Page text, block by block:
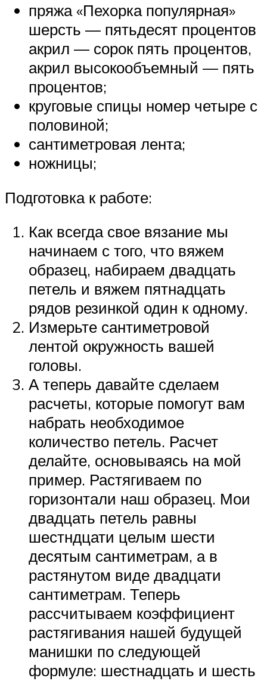
пряжа «Пехорка популярная»
шерсть — пятьдесят процентов
акрил — сорок пять процентов,
акрил высокообъемный — пять
процентов;
круговые спицы номер четыре с
половиной;
сантиметровая лента;
ножницы;
Подготовка к работе:
Как всегда свое вязание мы
начинаем с того, что вяжем
образец, набираем двадцать
петель и вяжем пятнадцать
рядов резинкой один к одному.
Измерьте сантиметровой
лентой окружность вашей
головы.
А теперь давайте сделаем
расчеты, которые помогут вам
набрать необходимое
количество петель. Расчет
делайте, основываясь на мой
пример. Растягиваем по
горизонтали наш образец. Мои
двадцать петель равны
шестндцати целым шести
десятым сантиметрам, а в
растянутом виде двадцати
сантиметрам. Теперь
рассчитываем коэффициент
растягивания нашей будущей
манишки по следующей
формуле: шестнадцать и шесть